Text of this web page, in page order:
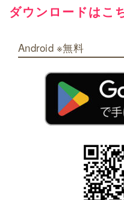
ダウンロードはこ
Android ※無料